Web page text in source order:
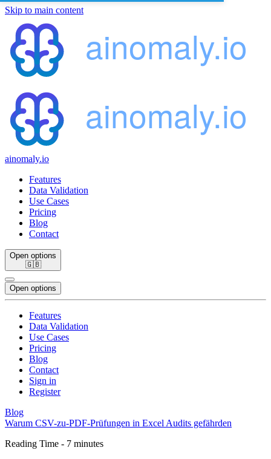
Skip to main content
ainomaly.io
Features
Data Validation
Use Cases
Pricing
Blog
Contact
Open options
🇬🇧
Open options
Features
Data Validation
Use Cases
Pricing
Blog
Contact
Sign in
Register
Blog
Warum CSV-zu-PDF-Prüfungen in Excel Audits gefährden
Reading Time - 7 minutes